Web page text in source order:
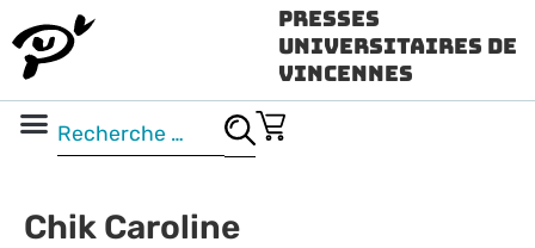
Presses
Universitaires de
Vincennes
Chik Caroline